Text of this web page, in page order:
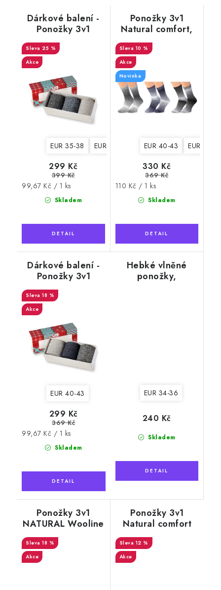
Dárkové balení -
Ponožky 3v1
MERINO NATURAL
WOOL 4, dámské
25 %
Akce
EUR 35-38 EUR 39-42
Skladem
299 Kč
399 Kč
Měrná
99,67 Kč / 1 ks
Ponožky 3v1
Natural comfort,
hebké, pánské 1
10 %
Akce
Novinka
EUR 40-43 EUR 44-47
Skladem
330 Kč
369 Kč
Měrná
110 Kč / 1 ks
Dárkové balení -
Ponožky 3v1
MERINO NATURAL
WOOL 1, pánské
18 %
Akce
EUR 40-43
Skladem
299 Kč
369 Kč
Měrná
99,67 Kč / 1 ks
Hebké vlněné
ponožky,
EUR 34-36
Skladem
240 Kč
Ponožky 3v1
NATURAL Wooline
Wool 8, dámské
18 %
Akce
Ponožky 3v1
Natural comfort
dámské
12 %
Akce